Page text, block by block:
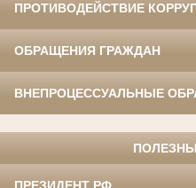
ПРОТИВОДЕЙСТВИЕ
ОБРАЩЕНИЯ ГРАЖДАН
ВНЕПРОЦЕССУАЛЬНЫЕ